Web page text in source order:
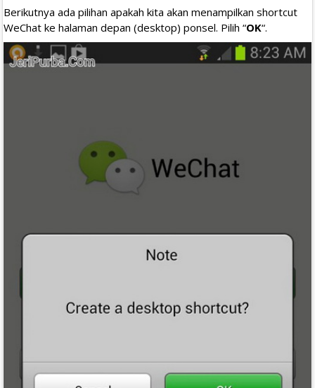
Berikutnya ada pilihan apakah kita akan menampilkan shortcut
WeChat ke halaman depan (desktop) ponsel. Pilih “OK“.